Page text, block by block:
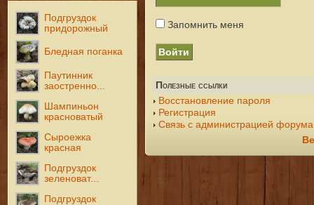
Подгруздок
придорожный
Бледная поганка
Паутинник
заостренно...
Шампиньон
красноватый
Сыроежка
красная
Подгруздок
зеленоват...
Подгруздок
Запомнить меня
Полезные ссылки
Восстановление пароля
Регистрация
Связь с администрацией форума